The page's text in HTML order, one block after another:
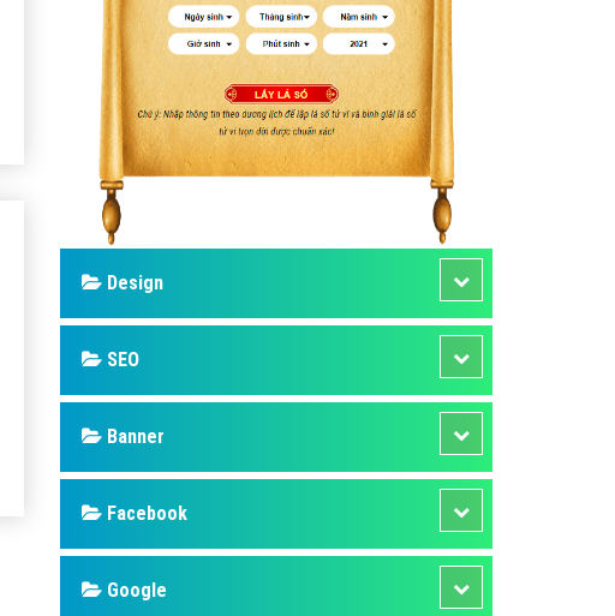
Hỏi đáp phần mềm
Hỏi đáp quảng cáo TVC
Hỏi đáp quảng cáo mobile
Hỏi đáp quảng cáo Online
Hỏi đáp quảng cáo Skype
Quảng cáo Youtube
Dịch vụ quảng cáo Youtube
Dịch vụ quảng cáo Cốc Cốc
Dịch vụ quảng cáo Tiktok
Dịch vụ quảng cáo Zalo
Design
SEO
Banner
Facebook
Google